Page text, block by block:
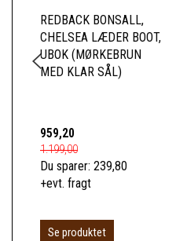
REDBACK BONSALL,
CHELSEA LÆDER BOOT,
UBOK (MØRKEBRUN
MED KLAR SÅL)
959,20
1.199,00
Du sparer: 239,80
+evt. fragt
Se produktet